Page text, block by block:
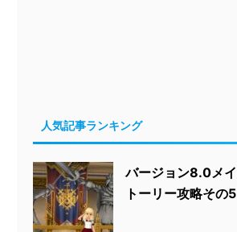
人気記事ランキング
バージョン8.0メ
トーリー攻略その5